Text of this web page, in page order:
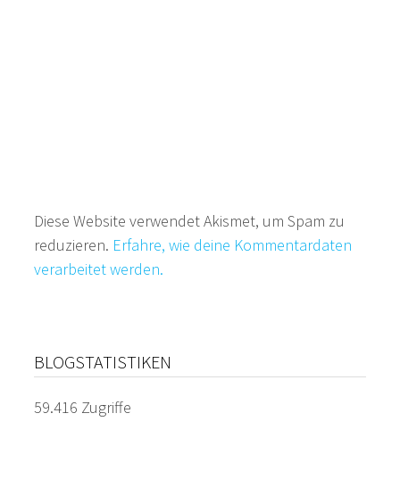
Diese Website verwendet Akismet, um Spam zu
reduzieren. Erfahre, wie deine Kommentardaten
verarbeitet werden.
BLOGSTATISTIKEN
59.416 Zugriffe